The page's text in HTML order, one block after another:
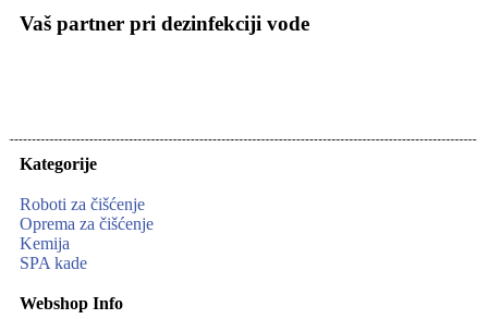
Vaš partner pri dezinfekciji vode
Kategorije
Roboti za čišćenje
Oprema za čišćenje
Kemija
SPA kade
Webshop Info